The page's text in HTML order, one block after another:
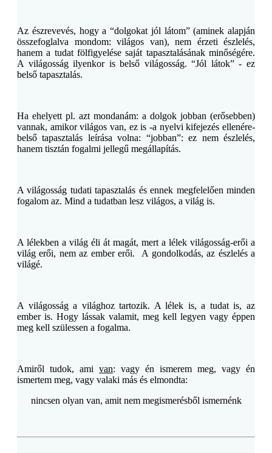
Az észrevevés, hogy a “dolgokat jól látom” (aminek alapján
összefoglalva mondom: világos van), nem érzeti észlelés,
hanem a tudat fölfigyelése saját tapasztalásának minőségére.
A világosság ilyenkor is belső világosság. “Jól látok” - ez
belső tapasztalás.
Ha ehelyett pl. azt mondanám: a dolgok jobban (erősebben)
vannak, amikor világos van, ez is -a nyelvi kifejezés ellenére-
belső tapasztalás leírása volna: “jobban”: ez nem észlelés,
hanem tisztán fogalmi jellegű megállapítás.
A világosság tudati tapasztalás és ennek megfelelően minden
fogalom az. Mind a tudatban lesz világos, a világ is.
A lélekben a világ éli át magát, mert a lélek világosság-erői a
világ erői, nem az ember erői. A gondolkodás, az észlelés a
világé.
A világosság a világhoz tartozik. A lélek is, a tudat is, az
ember is. Hogy lássak valamit, meg kell legyen vagy éppen
meg kell szülessen a fogalma.
Amiről tudok, ami van: vagy én ismerem meg, vagy én
ismertem meg, vagy valaki más és elmondta:
nincsen olyan van, amit nem megismerésből ismernénk